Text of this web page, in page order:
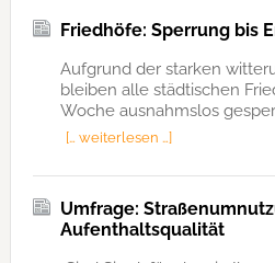
Friedhöfe: Sperrung bis
Aufgrund der starken
bleiben alle städtischen
Woche ausnahmslos
[… weiterlesen …]
Umfrage:
Aufenthaltsqualität